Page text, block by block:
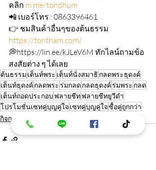
คลิก m.me/tondhum
📲 เบอร์โทร : 0863396461
👉 ชมสินค้าอื่นๆของต้นธรรม
https://tontham.com/
💭https://lin.ee/kJLeV6M ทักไลน์ถามข้อ
สงสัยต่าง ๆ ได้เลย
ต้นธรรม เต็นท์พระ เต็นท์นั่งสมาธิ กลดพระธุดงค์
เต็นท์ธุดงค์กลดพระร่มกลด กลดธุดงค์ร่มพระ กลด
เต็นท์ถอดประกอบ ฟลายชีทฟลายชีทยูวีดำ
โปรโมชั่นเซทคู่บุญคู่ใจ เซทคู่บุญคู่ใจซื้อคู่ถูกกว่า
กิจกรรม